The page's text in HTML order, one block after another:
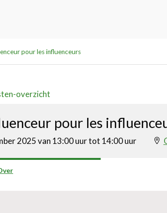
pour les influenceurs
overzicht
pour les
2025 van 13:00 uur tot 14:00 uur